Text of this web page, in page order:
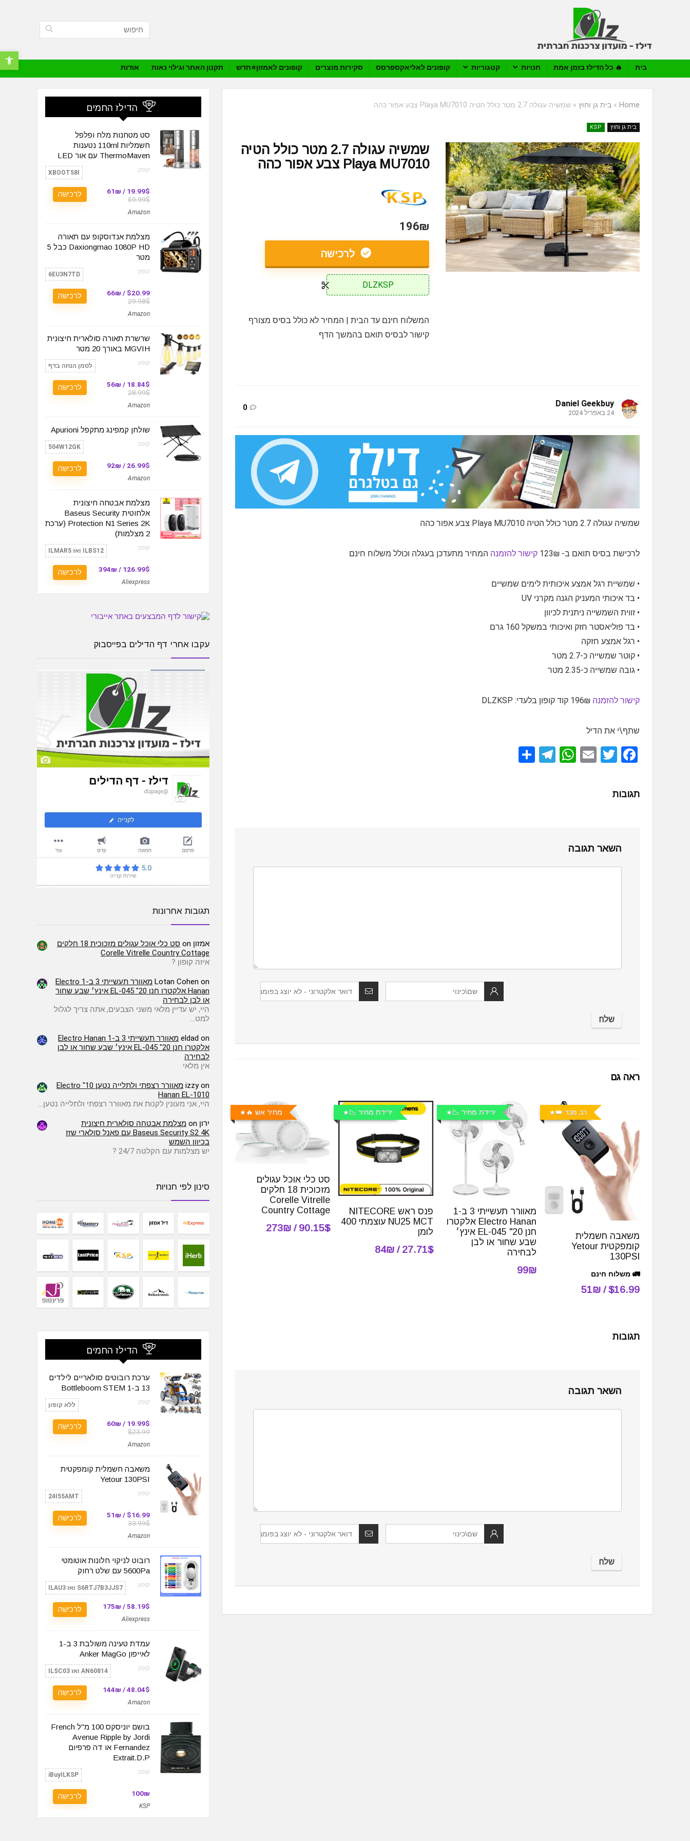
פתח
בית 🔥 כל הדילז בזמן אמת חנויות קטגוריות קופונים לאליאקספרסס סקירות מוצרים קופונים לאמזון⭐️חדש תקנון האתר וגילוי נאות אודות
Home
» בית גן וחוץ » שמשיה עגולה 2.7 מטר כולל הטיה Playa MU7010 צבע אפור כהה
בית גן וחוץ KSP
שמשיה עגולה 2.7 מטר כולל הטיה
Playa MU7010 צבע אפור כהה
196₪
לרכישה
DLZKSP
המשלוח חינם עד הבית | המחיר לא כולל בסיס מצורף
קישור לבסיס תואם בהמשך הדף
Daniel Geekbuy
24 באפריל 2024
0
שמשיה עגולה 2.7 מטר כולל הטיה Playa MU7010 צבע אפור כהה
לרכישת בסיס תואם ב- 123₪ קישור להזמנה המחיר מתעדכן בעגלה וכולל משלוח חינם
• שמשיית רגל אמצע איכותית לימים שמשיים
• בד איכותי המעניק הגנה מקרני UV
• זווית השמשייה ניתנית לכיוון
• בד פוליאסטר חזק ואיכותי במשקל 160 גרם
• רגל אמצע חזקה
• קוטר שמשייה כ-2.7 מטר
• גובה שמשייה כ-2.35 מטר
קישור להזמנה
שתף\י את הדיל
F
ce
k
T
E
W
T
תגובות
השאר תגובה
ראה גם
רב מכר 👑
משאבה חשמלית
קומפקטית Yetour
130PSI
🚛 משלוח חינם
$16.99 / 51₪
ירידת מחיר 📉
מאוורר תעשייתי 3 ב-1
Electro Hanan אלקטרו
חנן EL-045 "20 אינץ׳
שבע שחור או לבן
לבחירה
99₪
ירידת מחיר 📉
פנס ראש NITECORE
NU25 MCT עוצמתי 400
לומן
27.71$ / 84₪
מחיר אש 🔥
סט כלי אוכל עגולים
מזכוכית 18 חלקים
Corelle Vitrelle
Country Cottage
90.15$ / 273₪
תגובות
השאר תגובה
הדילז החמים
סט מטחנות מלח ופלפל
חשמליות 110ml נטענות
ThermoMaven עם אור LED
קופון: XBOOT58I
19.99$ / 61₪
59.99$
Amazon
לרכישה
מצלמת אנדוסקופ עם תאורה
Daxiongmao 1080P HD כבל 5
מטר
קופון: 6EU3N7TD
$20.99 / 66₪
29.98$
Amazon
לרכישה
שרשרת תאורה סולארית חיצונית
MGVIH באורך 20 מטר
קופון: לסמן הנחה בדף
18.84$ / 56₪
28.99$
Amazon
לרכישה
שולחן קמפינג מתקפל Apurioni
קופון: 504W12GK
26.99$ / 92₪
Amazon
לרכישה
מצלמת אבטחה חיצונית
אלחוטית Baseus Security
Protection N1 Series 2K (ערכת
2 מצלמות)
קופון: ILBS12 ואז ILMAR5
126.99$ / 394₪
Aliexpress
לרכישה
עקבו אחרי דף הדילים בפייסבוק
תגובות אחרונות
אמזון on
סט כלי אוכל עגולים מזכוכית 18 חלקים
Corelle Vitrelle Country Cottage
איזה קופון ?
Lotan Cohen on
מאוורר תעשייתי 3 ב-1 Electro
Hanan אלקטרו חנן EL-045 "20 אינץ׳ שבע שחור
או לבן לבחירה
היי, יש עדיין מלאי משני הצבעים, אתה צריך לגלול
למט…
eldad on
מאוורר תעשייתי 3 ב-1 Electro Hanan
אלקטרו חנן EL-045 "20 אינץ׳ שבע שחור או לבן
לבחירה
אין מלאי
izzy on
מאוורר רצפתי ולתלייה נטען 10" Electro
Hanan EL-1010
היי, אני מעונין לקנות את מאוורר רצפתי ולתלייה נטען…
ירון on מצלמת אבטחה סולארית חיצונית
Baseus Security S2 4K עם פאנל סולארי שזז
בכיוון השמש
יש מצלמות עם הקלטה 24/7 ?
סינון לפי חנויות
הדילז החמים
ערכת רובוטים סולאריים לילדים
13 ב-1 Bottleboom STEM
קופון: ללא קופון
19.99$ / 60₪
$23.99
Amazon
לרכישה
משאבה חשמלית קומפקטית
Yetour 130PSI
קופון: 24I55AMT
$16.99 / 51₪
33.99$
Amazon
לרכישה
רובוט לניקוי חלונות אוטומטי
5600Pa עם שלט רחוק
קופון: S6RTJ7B3JJS7 ואז ILAU3
58.19$ / 175₪
Aliexpress
לרכישה
עמדת טעינה משולבת 3 ב-1
לאייפון Anker MagGo
קופון: AN60814 ואז ILSC03
48.04$ / 144₪
Amazon
לרכישה
בושם יוניסקס 100 מ"ל French
Avenue Ripple by Jordi
Fernandez או דה פרפיום
Extrait.D.P
קופון: iBuyILKSP
100₪
KSP
לרכישה